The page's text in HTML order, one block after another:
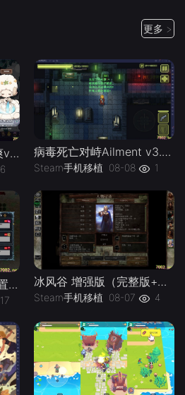
更多 >
「【抽卡】二次元抽卡爽v0.34.4_免广告-手机移植版下载-.均亲测可玩
6
病毒死亡对峙Ailment v3.3.5》[完整版]Steam移植
Steam手机移植 08-08 1
「【割草】堕落誓约_内置作弊菜单」-手机移植版下载-.均亲测可玩
17
冰风谷 增强版（完整版+菜单版）Steam移植 特别好评的龙与地下城规则奇幻角色扮演游戏！
Steam手机移植 08-07 4